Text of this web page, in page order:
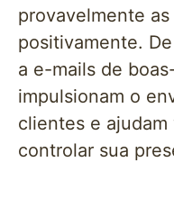
provavelmente
positivamente.
a e-mails de
impulsionam o
clientes e
controlar sua